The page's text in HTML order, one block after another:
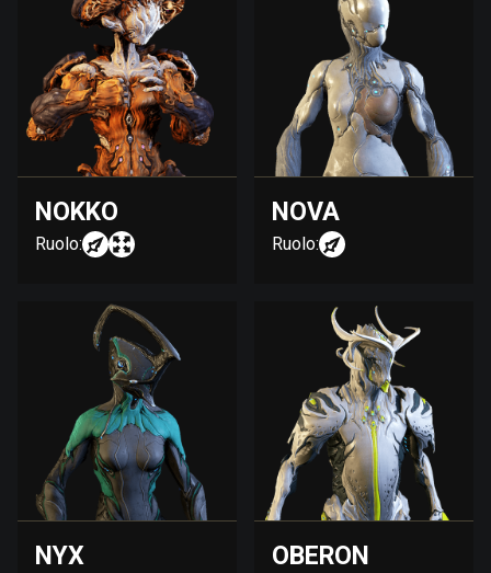
NOKKO
Ruolo:
NOVA
Ruolo:
NYX OBERON